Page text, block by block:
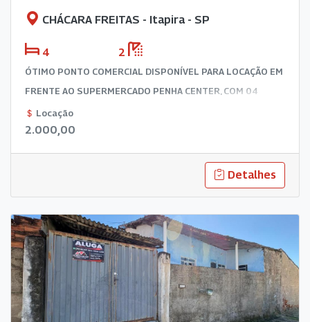
CHÁCARA FREITAS - Itapira - SP
4
ÓTIMO PONTO COMERCIAL DISPONÍVEL PARA LOCAÇÃO EM
FRENTE AO SUPERMERCADO PENHA CENTER, COM 04
SALAS, LAVABO, COZINHA E BANHEIRO NOS FUNDOS.
EXCELENTE OPORTUNIDADE PARA SEU NEGÓCIO, SITUADO
DE PEDESTRES E VEÍCULOS. AGENDE SUA VISITA E VENHA
Locação
2.000,00
Detalhes